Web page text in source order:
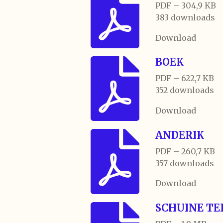
PDF – 304,9 KB
383 downloads
Download
BOEK
PDF – 622,7 KB
352 downloads
Download
ANDERIK
PDF – 260,7 KB
357 downloads
Download
SCHUINE